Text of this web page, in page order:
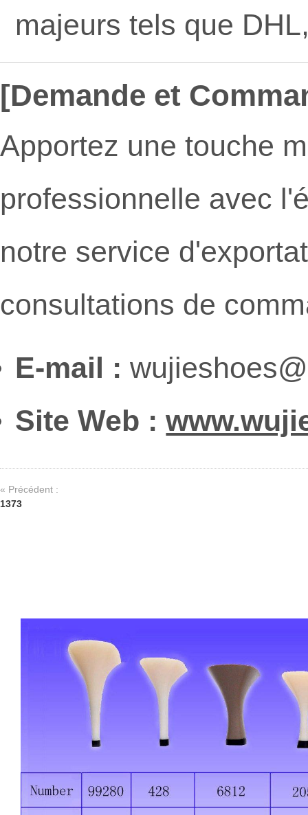
majeurs tels que
[Demande et
Apportez une touche
professionnelle avec
notre service
consultations de
E-mail :
Site Web :
« Précédent :
1373